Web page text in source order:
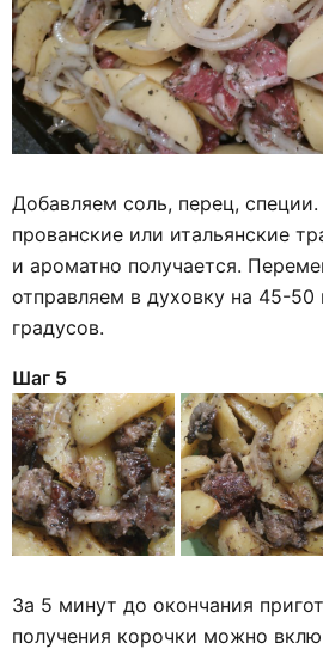
Добавляем соль, перец,
прованские или итальянские
и ароматно получается.
отправляем в духовку на 45-50
градусов.
Шаг 5
За 5 минут до окончания
получения корочки можно